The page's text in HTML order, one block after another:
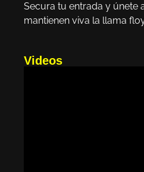
Secura tu entrada y únete
mantienen viva la llama
Videos